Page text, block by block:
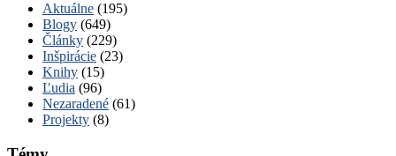
Aktuálne (195)
Blogy (649)
Články (229)
Inšpirácie (23)
Knihy (15)
Ľudia (96)
Nezaradené (61)
Projekty (8)